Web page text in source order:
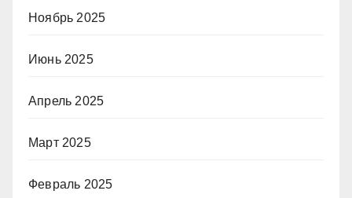
Ноябрь 2025
Июнь 2025
Апрель 2025
Март 2025
Февраль 2025